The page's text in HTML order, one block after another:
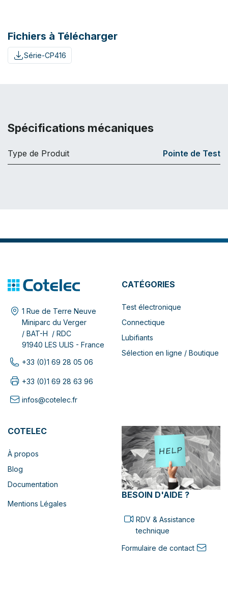
Fichiers à Télécharger
Série-CP416
Spécifications mécaniques
Type de Produit Pointe de Test
1 Rue de Terre Neuve
Miniparc du Verger
/ BAT-H / RDC
91940 LES ULIS - France
+33 (0)1 69 28 05 06
+33 (0)1 69 28 63 96
infos@cotelec.fr
CATÉGORIES
Test électronique
Connectique
Lubifiants
Sélection en ligne / Boutique
COTELEC
À propos
Blog
Documentation
Mentions Légales
BESOIN D'AIDE ?
RDV & Assistance
technique
Formulaire de contact